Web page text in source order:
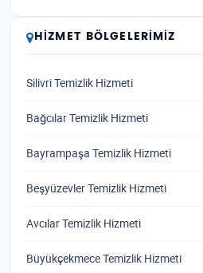
HIZMET BÖLGELERIMIZ
Silivri Temizlik Hizmeti
Bağcılar Temizlik Hizmeti
Bayrampaşa Temizlik Hizmeti
Beşyüzevler Temizlik Hizmeti
Avcılar Temizlik Hizmeti
Büyükçekmece Temizlik Hizmeti